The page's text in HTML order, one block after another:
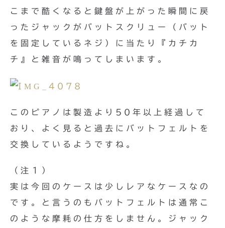
こまで酷くなると鍵盤が上がった瞬間に戻
ったジャックがバットスクリュー（バット
を固定しているネジ）に当たり『カチカ
チ』と雑音が鳴ってしまいます。
このピアノは製造より50年以上経過して
おり、よく見ると過去にバットフェルトを
交換しているようですね。
（注１）
実は今回のケースは少しレアなケースなの
です。と言うのもバットフェルトは通常こ
のような摩耗の仕方をしません。ジャック